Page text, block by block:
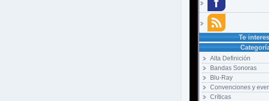
Te
Alta Definición
Bandas Sonoras
Blu-Ray
Convenciones y
Críticas